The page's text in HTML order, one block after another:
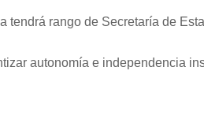
tendrá rango de Secretaría de
autonomía e independencia